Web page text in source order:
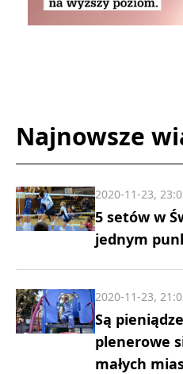
Najnowsze
5 setów w
jednym
2020-11-23,
Są
plenerowe
małych
2020-11-23,